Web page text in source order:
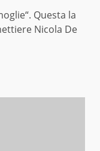
Questa la
Nicola De